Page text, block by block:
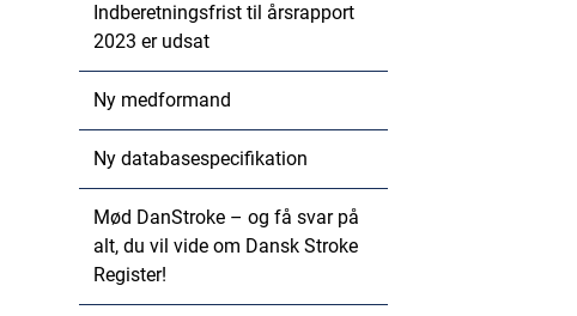
Indberetningsfrist til årsrapport
2023 er udsat
Ny medformand
Ny databasespecifikation
Mød DanStroke – og få svar på
alt, du vil vide om Dansk Stroke
Register!